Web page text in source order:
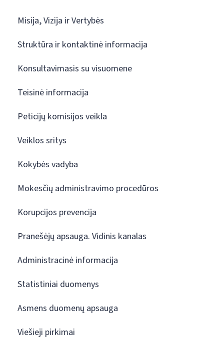
Misija, Vizija ir Vertybės
Struktūra ir kontaktinė informacija
Konsultavimasis su visuomene
Teisinė informacija
Peticijų komisijos veikla
Veiklos sritys
Kokybės vadyba
Mokesčių administravimo procedūros
Korupcijos prevencija
Pranešėjų apsauga. Vidinis kanalas
Administracinė informacija
Statistiniai duomenys
Asmens duomenų apsauga
Viešieji pirkimai